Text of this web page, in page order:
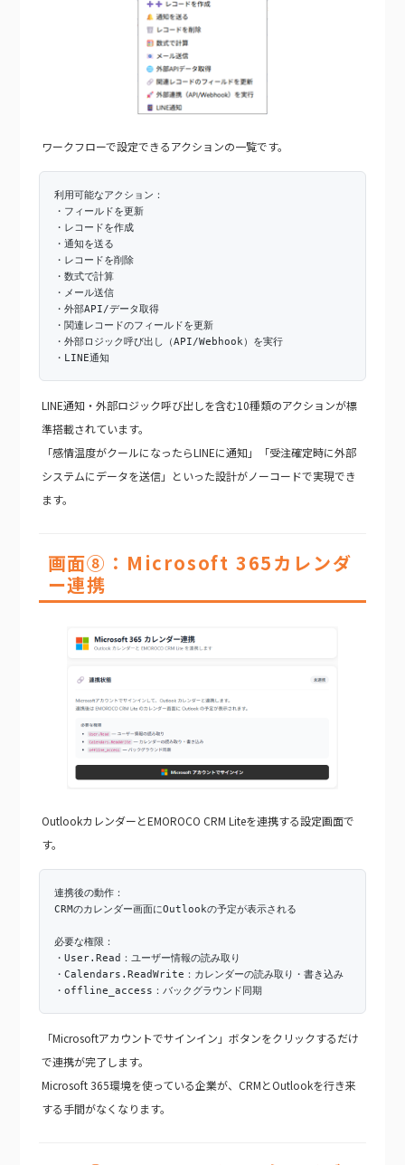
ワークフローで設定できるアクションの一覧です。
利用可能なアクション：
・フィールドを更新
・レコードを作成
・通知を送る
・レコードを削除
・数式で計算
・メール送信
・外部API/データ取得
・関連レコードのフィールドを更新
・外部ロジック呼び出し（API/Webhook）を実行
・LINE通知
LINE通知・外部ロジック呼び出しを含む10種類のアクションが標
準搭載されています。
「感情温度がクールになったらLINEに通知」「受注確定時に外部
システムにデータを送信」といった設計がノーコードで実現でき
ます。
画面⑧：Microsoft 365カレンダ
ー連携
OutlookカレンダーとEMOROCO CRM Liteを連携する設定画面で
す。
連携後の動作：
CRMのカレンダー画面にOutlookの予定が表示される
必要な権限：
・User.Read：ユーザー情報の読み取り
・Calendars.ReadWrite：カレンダーの読み取り・書き込み
・offline_access：バックグラウンド同期
「Microsoftアカウントでサインイン」ボタンをクリックするだけ
で連携が完了します。
Microsoft 365環境を使っている企業が、CRMとOutlookを行き来
する手間がなくなります。